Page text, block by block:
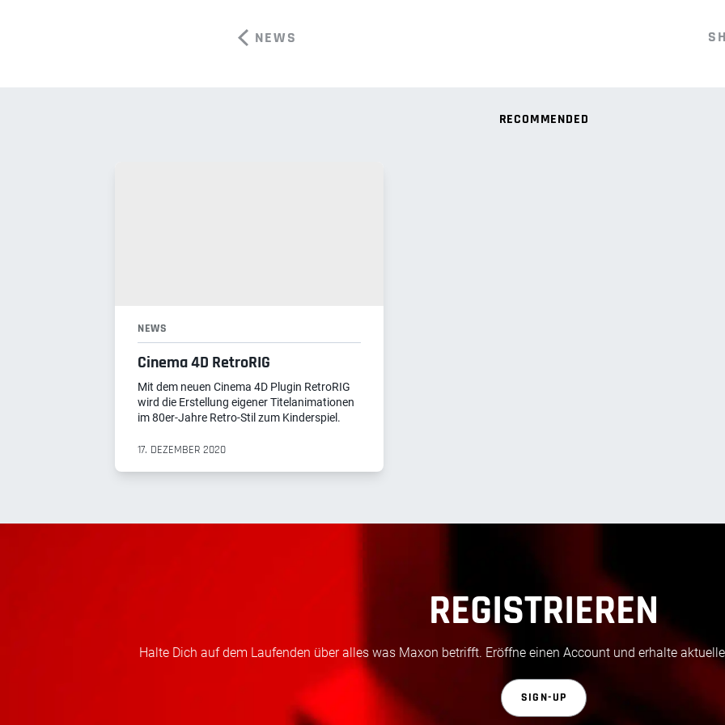
NEWS
RECOMMENDED
NEWS
Cinema 4D RetroRIG
Mit dem neuen Cinema 4D Plugin RetroRIG
wird die Erstellung eigener Titelanimationen
im 80er-Jahre Retro-Stil zum Kinderspiel.
17. DEZEMBER 2020
REGISTRIEREN
Halte Dich auf dem Laufenden über alles was Maxon betrifft. Eröffne einen Account und erhalte
SIGN-UP